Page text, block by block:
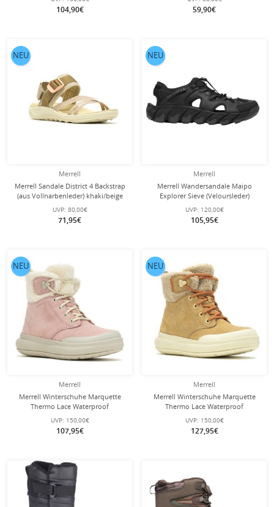
104,90€ 59,90€
Merrell
Merrell Sandale District 4 Backstrap
(aus Vollnarbenleder) khaki/beige
Damen
UVP: 80,00€
71,95€
NEU
Merrell
Merrell Wandersandale Maipo
Explorer Sieve (Veloursleder)
schwarz Herren
UVP: 120,00€
105,95€
NEU
Merrell
Merrell Winterschuhe Marquette
Thermo Lace Waterproof
(Veloursleder, wasserdicht) rosa
Damen
UVP: 150,00€
107,95€
NEU
Merrell
Merrell Winterschuhe Marquette
Thermo Lace Waterproof
(Veloursleder, wasserdicht) braun
Damen
UVP: 150,00€
127,95€
NEU